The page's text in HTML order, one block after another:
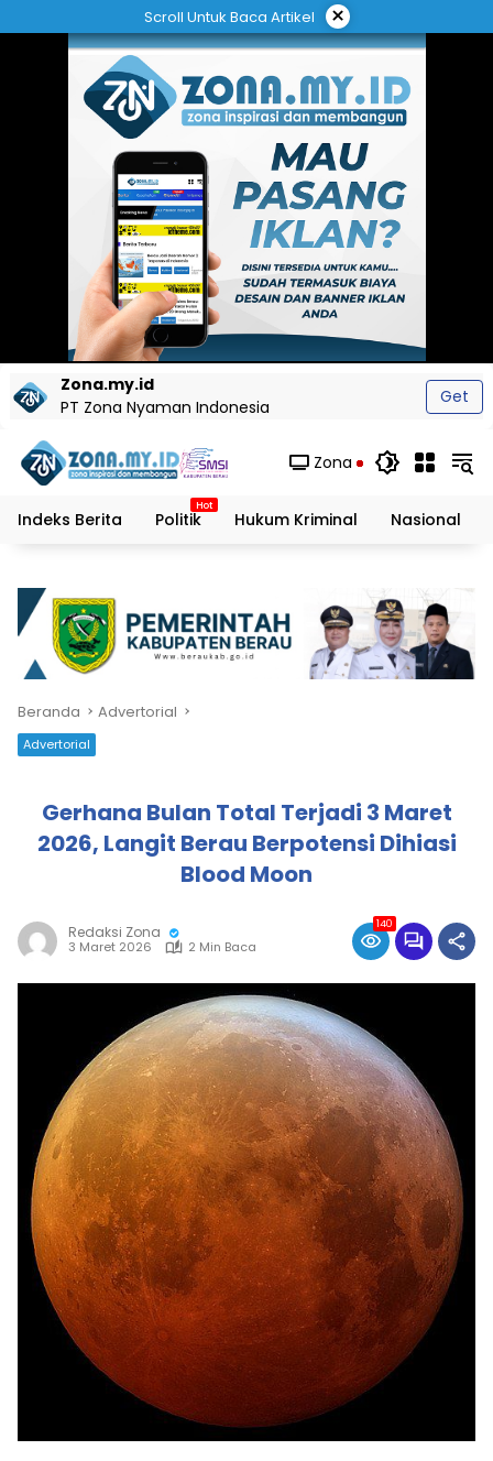
ke
Scroll Untuk Baca Artikel ×
Zona.my.id
PT Zona Nyaman Indonesia
Get
Zona
Indeks Berita Politik Hukum Kriminal Nasional
Beranda Advertorial
Advertorial
Gerhana Bulan Total Terjadi 3 Maret
2026, Langit Berau Berpotensi Dihiasi
Blood Moon
Redaksi Zona
3 Maret 2026 2 Min Baca
140